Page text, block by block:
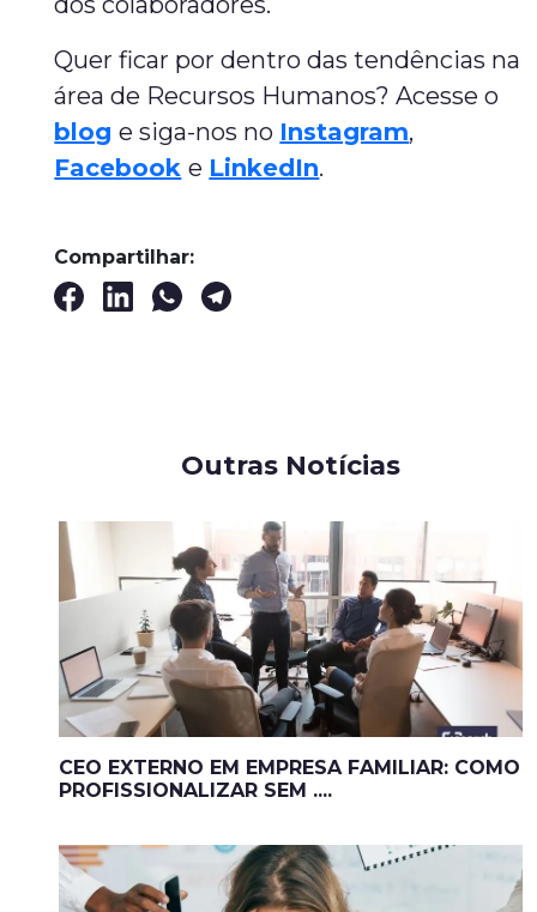
Quer ficar por dentro das tendências na
área de Recursos Humanos? Acesse o
blog e siga-nos no Instagram,
Facebook e LinkedIn.
Compartilhar:
Outras Notícias
CEO EXTERNO EM EMPRESA FAMILIAR: COMO
PROFISSIONALIZAR SEM ....